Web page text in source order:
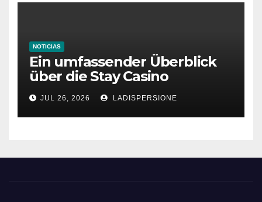
NOTICIAS
Ein umfassender Überblick
über die Stay Casino
Bonusbedingungen
JUL 26, 2026 LADISPERSIONE